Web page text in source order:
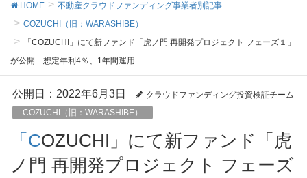
HOME
不動産クラウドファンディング事業者別記事
COZUCHI（旧：WARASHIBE）
「COZUCHI」にて新ファンド「虎ノ門 再開発プロジェクト フェーズ１」
が公開－想定年利4％、1年間運用
公開日： 2022年6月3日
クラウドファンディング投資検証チーム
COZUCHI（旧：WARASHIBE）
「COZUCHI」にて新ファンド「虎
ノ門 再開発プロジェクト フェーズ